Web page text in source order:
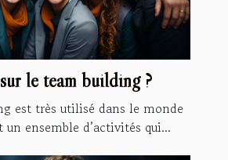
le team building ?
est très utilisé dans le monde
ensemble d’activités qui...